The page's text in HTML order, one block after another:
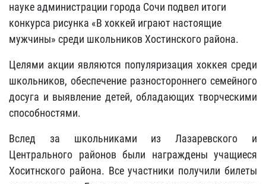
науке администрации города Сочи подвел итоги
конкурса рисунка «В хоккей играют настоящие
мужчины» среди школьников Хостинского района.
Целями акции являются популяризация хоккея среди
школьников, обеспечение разностороннего семейного
досуга и выявление детей, обладающих творческими
способностями.
Вслед за школьниками из Лазаревского и
Центрального районов были награждены учащиеся
Хоситнского района. Все участники получили билеты